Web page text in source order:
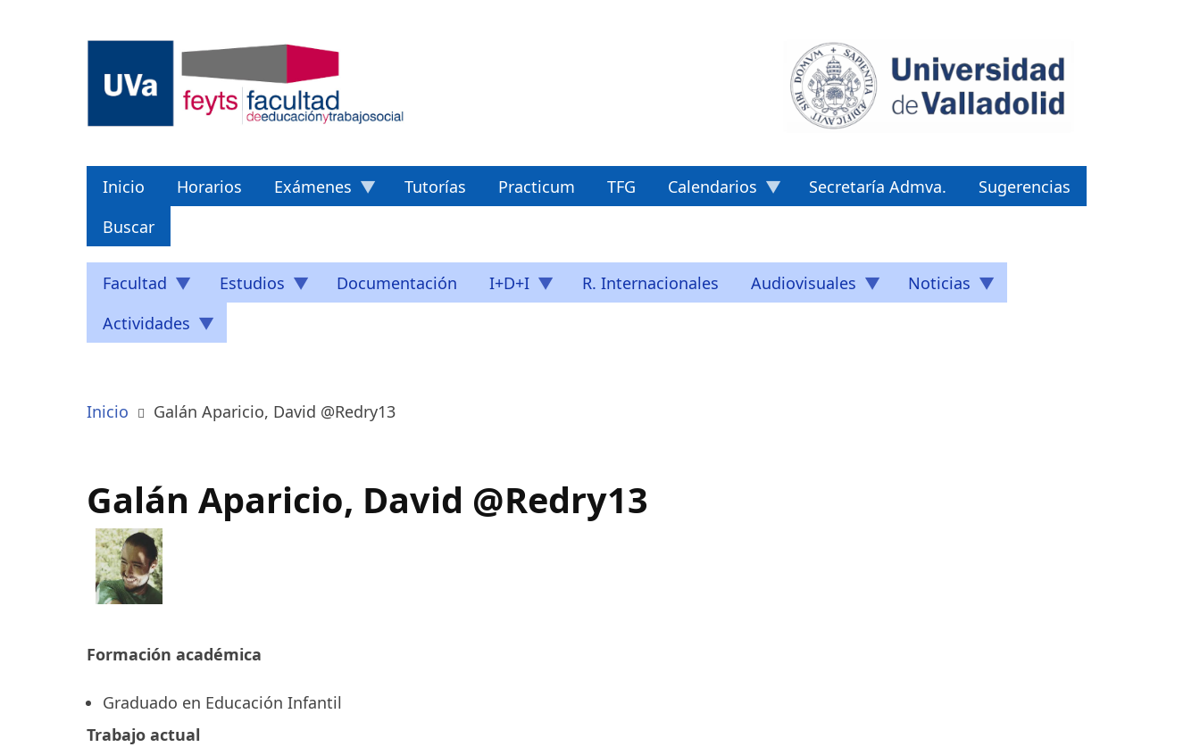
Inicio Horarios Exámenes Tutorías Practicum TFG Calendarios Secretaría Admva.
Sugerencias
Buscar
Facultad Estudios Documentación I+D+I R. Internacionales Audiovisuales
Noticias
Actividades
Inicio Galán Aparicio, David @Redry13
Galán Aparicio, David @Redry13
Formación académica
Graduado en Educación Infantil
Trabajo actual